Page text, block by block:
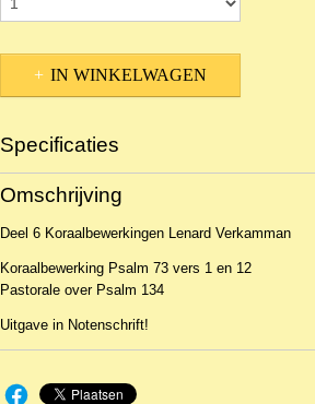
IN WINKELWAGEN
Specificaties
Productcode
EAN code
Omschrijving
Deel 6 Koraalbewerkingen Lenard Verkamman
Koraalbewerking Psalm 73 vers 1 en 12
Pastorale over Psalm 134
Uitgave in Notenschrift!